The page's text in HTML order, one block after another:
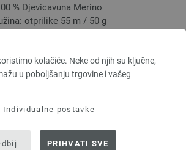
kolačiće. Neke od njih su ključne,
u poboljšanju trgovine i vašeg
Individualne postavke
PRIHVATI SVE
% Djevicavuna Merino
otprilike 55 m / 50 g
2,90 $RRP:5,84 $
troškovi za dostavu, Osnovna cijena: 49,60 €